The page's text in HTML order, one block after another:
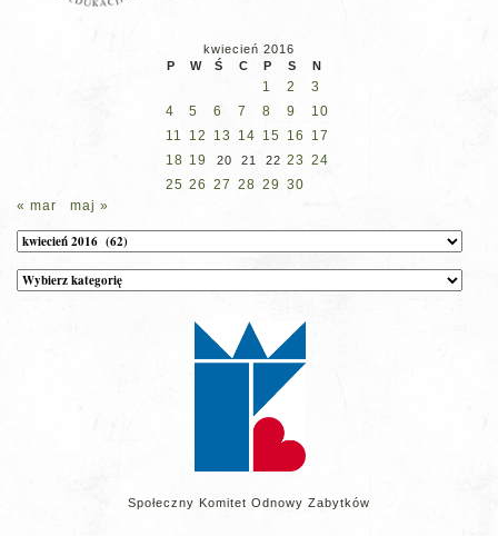
kwiecień 2016
P
W Ś C P S N
1 2
3
4
5 6 7 8 9
10
11
12 13 14 15 16
17
18 19 20 21 22 23 24
25 26 27 28 29 30
« mar
maj »
Archiwum
Kategorie
wpisów
Społeczny Komitet Odnowy Zabytków